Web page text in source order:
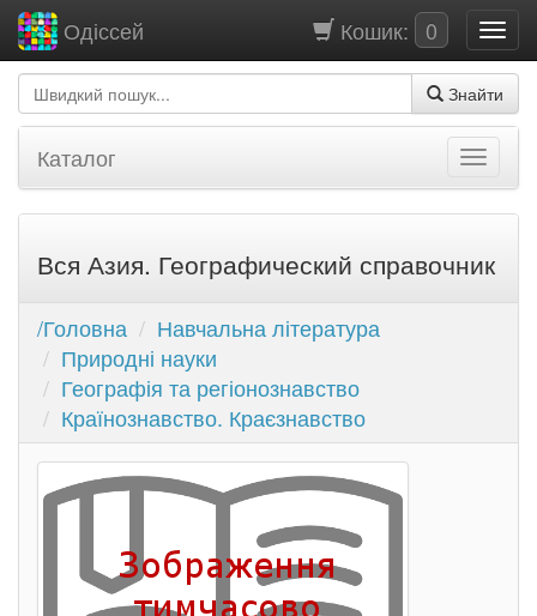
Кошик: 0
Одіссей
Знайти
Каталог
Вся Азия. Географический справочник
/Головна
Навчальна література
Природні науки
Географія та регіонознавство
Країнознавство. Краєзнавство